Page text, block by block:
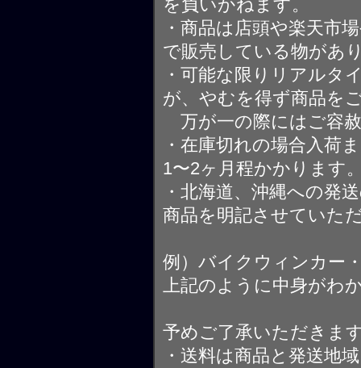
を負いかねます。
・商品は店頭や楽天市
で販売している物があ
・可能な限りリアルタ
が、やむを得ず商品を
万が一の際にはご容
・在庫切れの場合入荷
1〜2ヶ月程かかります
・北海道、沖縄への発
商品を明記させていた
例）バイクウィンカー
上記のように中身がわ
予めご了承いただきま
・送料は商品と発送地